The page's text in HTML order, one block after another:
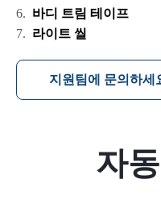
바디 트림 테이프
라이트 씰
지원팀에 문의하세
자